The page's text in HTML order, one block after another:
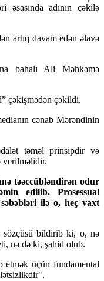
əsasında adının çəkilə
artıq davam edən əlavə
bahalı Ali Məhkəmə
çəkişmədən çəkildi.
cənab Mərəndinin
təməl prinsipdir və
verilməlidir.
təəccübləndirən odur
edilib. Prosessual
ilə o, heç vaxt
sözçüsü bildirib ki, o, nə
nə də ki, şahid olub.
etmək üçün fundamental